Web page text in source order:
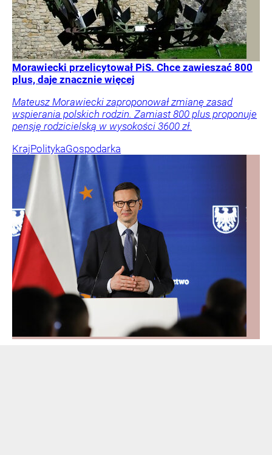
Morawiecki przelicytował PiS. Chce zawieszać 800
plus, daje znacznie więcej
Mateusz Morawiecki zaproponował zmianę zasad
wspierania polskich rodzin. Zamiast 800 plus proponuje
pensję rodzicielską w wysokości 3600 zł.
KrajPolitykaGospodarka